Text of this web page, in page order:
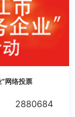
网络投票
2880684